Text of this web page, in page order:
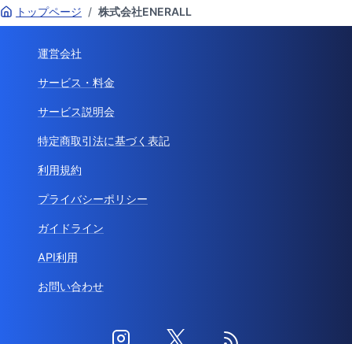
トップページ / 株式会社ENERALL
運営会社
サービス・料金
サービス説明会
特定商取引法に基づく表記
利用規約
プライバシーポリシー
ガイドライン
API利用
お問い合わせ